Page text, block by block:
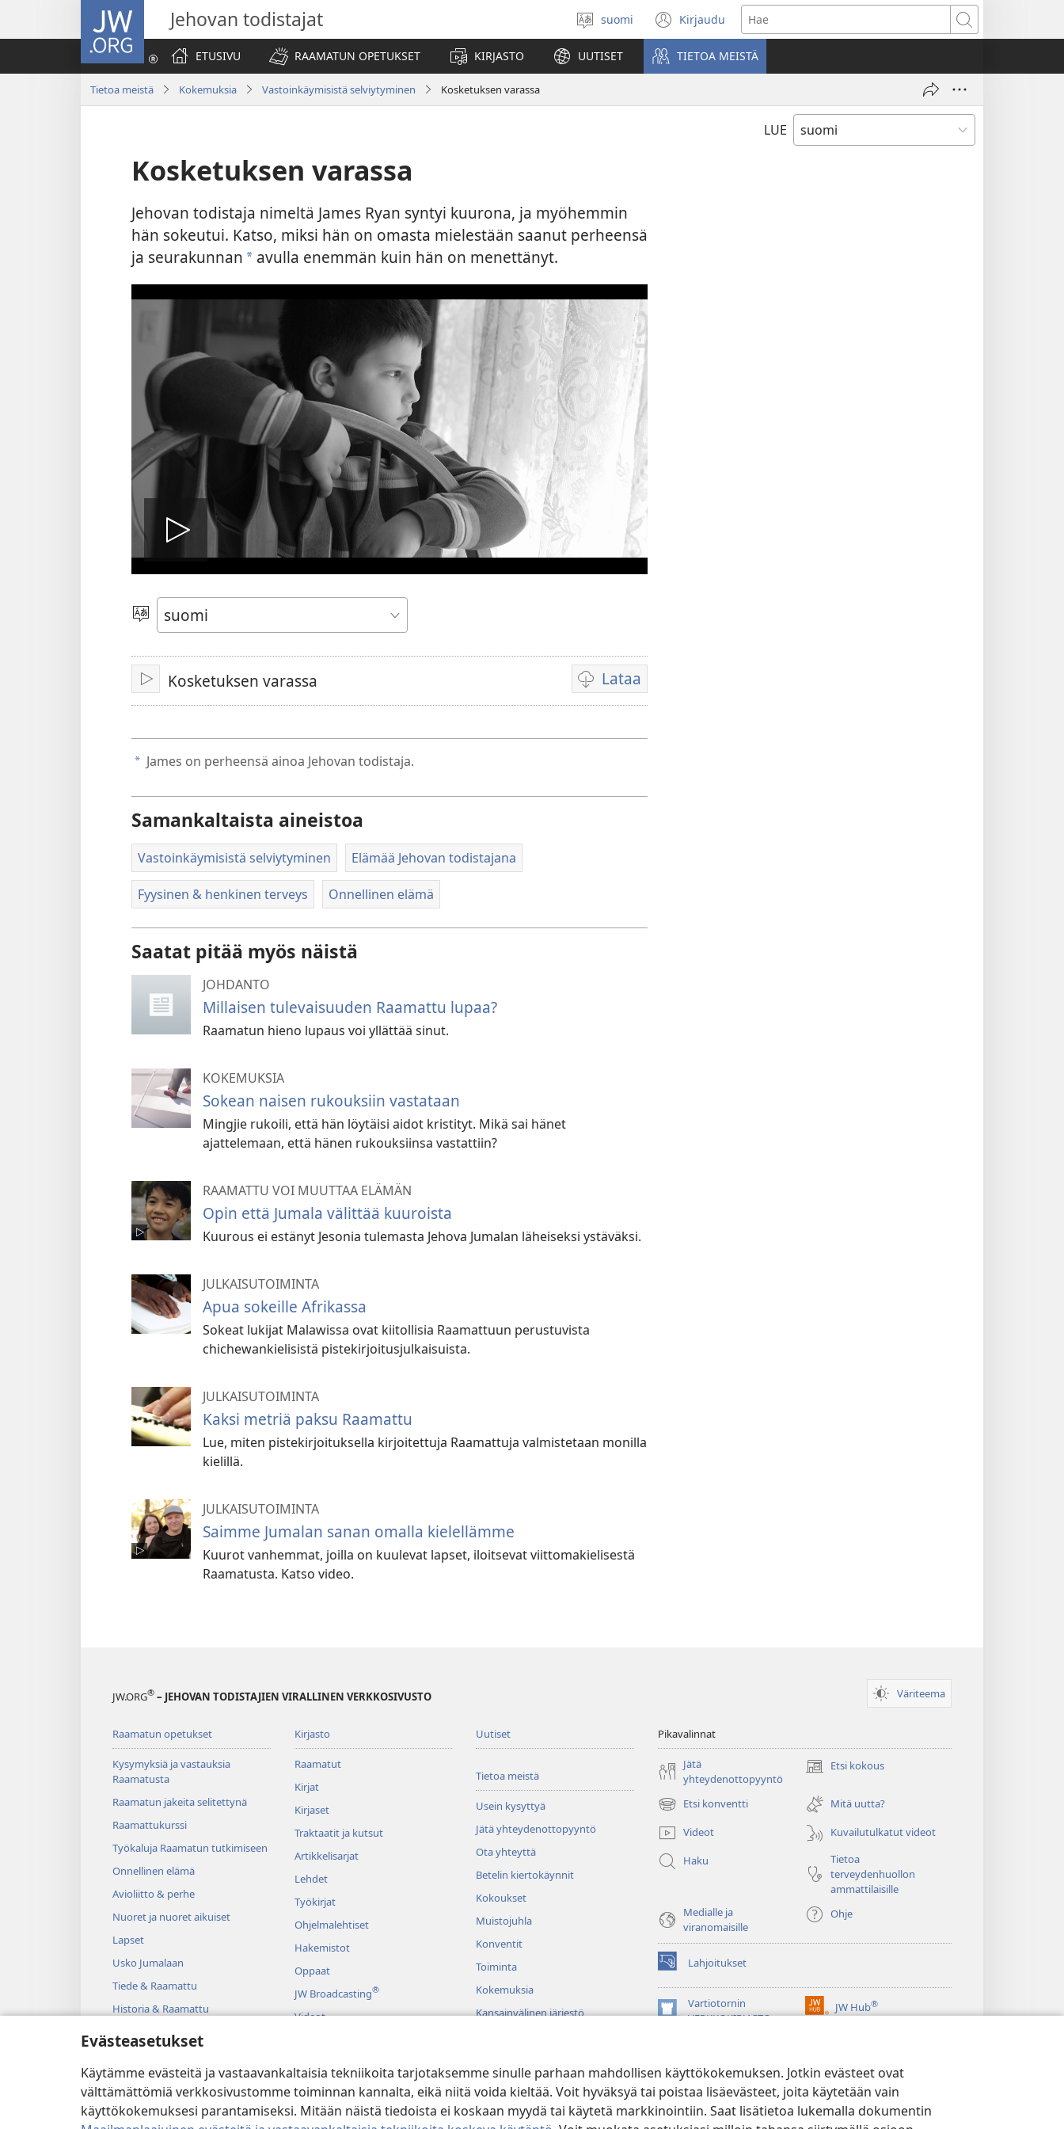
Evästeasetukset
Käytämme evästeitä ja vastaavankaltaisia tekniikoita tarjotaksemme sinulle parhaan mahdollisen käyttökokemuksen. Jotkin evästeet ovat
välttämättömiä verkkosivustomme toiminnan kannalta, eikä niitä voida kieltää. Voit hyväksyä tai poistaa lisäevästeet, joita käytetään vain
käyttökokemuksesi parantamiseksi. Mitään näistä tiedoista ei koskaan myydä tai käytetä markkinointiin. Saat lisätietoa lukemalla dokumentin
JW.ORG Jehovan todistajat
Valitse
kieli
suomi Kirjaudu
(avaa
uuden
ikkunan)
Hae
ETUSIVU
RAAMATUN OPETUKSET KIRJASTO UUTISET TIETOA MEISTÄ
Tietoa meistä Kokemuksia Vastoinkäymisistä selviytyminen Kosketuksen varassa
LUE
Kosketuksen varassa
Jehovan todistaja nimeltä James Ryan syntyi kuurona, ja myöhemmin
hän sokeutui. Katso, miksi hän on omasta mielestään saanut perheensä
ja seurakunnan a avulla enemmän kuin hän on menettänyt.
Toista
video
Valitse
kieli
ToistaKosketuksen varassa Lataa
Videoiden
latausvaihtoehdot
a James on perheensä ainoa Jehovan todistaja.
Samankaltaista aineistoa
Vastoinkäymisistä selviytyminen Elämää Jehovan todistajana
Fyysinen & henkinen terveys Onnellinen elämä
Saatat pitää myös näistä
JOHDANTO
Millaisen tulevaisuuden Raamattu lupaa?
Raamatun hieno lupaus voi yllättää sinut.
KOKEMUKSIA
Sokean naisen rukouksiin vastataan
Mingjie rukoili, että hän löytäisi aidot kristityt. Mikä sai hänet
ajattelemaan, että hänen rukouksiinsa vastattiin?
RAAMATTU VOI MUUTTAA ELÄMÄN
Opin että Jumala välittää kuuroista
Kuurous ei estänyt Jesonia tulemasta Jehova Jumalan läheiseksi ystäväksi.
JULKAISUTOIMINTA
Apua sokeille Afrikassa
Sokeat lukijat Malawissa ovat kiitollisia Raamattuun perustuvista
chichewankielisistä pistekirjoitusjulkaisuista.
JULKAISUTOIMINTA
Kaksi metriä paksu Raamattu
Lue, miten pistekirjoituksella kirjoitettuja Raamattuja valmistetaan monilla
kielillä.
JULKAISUTOIMINTA
Saimme Jumalan sanan omalla kielellämme
Kuurot vanhemmat, joilla on kuulevat lapset, iloitsevat viittomakielisestä
Raamatusta. Katso video.
JW.ORG® – JEHOVAN TODISTAJIEN VIRALLINEN VERKKOSIVUSTO Väriteema
Raamatun opetukset
Kysymyksiä ja vastauksia
Raamatusta
Raamatun jakeita selitettynä
Raamattukurssi
Työkaluja Raamatun tutkimiseen
Onnellinen elämä
Avioliitto & perhe
Nuoret ja nuoret aikuiset
Lapset
Usko Jumalaan
Tiede & Raamattu
Historia & Raamattu
Kirjasto
Raamatut
Kirjat
Kirjaset
Traktaatit ja kutsut
Artikkelisarjat
Lehdet
Työkirjat
Ohjelmalehtiset
Hakemistot
Oppaat
JW Broadcasting®
Videot
Dramatisoitu raamatunluku
Uutiset
Tietoa meistä
Usein kysyttyä
Jätä yhteydenottopyyntö
Ota yhteyttä
Betelin kiertokäynnit
Kokoukset
Muistojuhla
Konventit
Toiminta
Kokemuksia
Kansainvälinen järjestö
Pikavalinnat
Jätä
yhteydenottopyyntö
Etsi kokous
(avaa
ikkunan)
Etsi konventti
(avaa
uuden
ikkunan)
Mitä uutta?
Videot
Kuvailutulkatut videot
Haku
Tietoa
terveydenhuollon
ammattilaisille
Medialle ja
viranomaisille
Ohje
Lahjoitukset
(avaa
uuden
ikkunan)Vartiotornin
VERKKOKIRJASTO
(avaa
JW Hub®
(avaa